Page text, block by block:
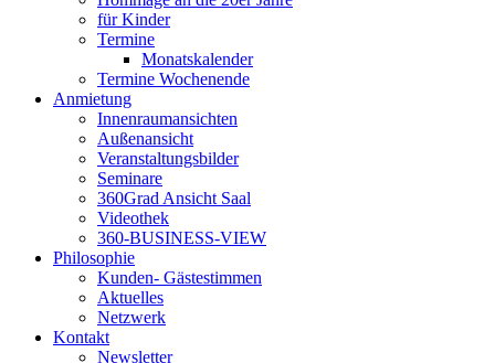
für Kinder
Termine
Monatskalender
Termine Wochenende
Anmietung
Innenraumansichten
Außenansicht
Veranstaltungsbilder
Seminare
360Grad Ansicht Saal
Videothek
360-BUSINESS-VIEW
Philosophie
Kunden- Gästestimmen
Aktuelles
Netzwerk
Kontakt
Newsletter